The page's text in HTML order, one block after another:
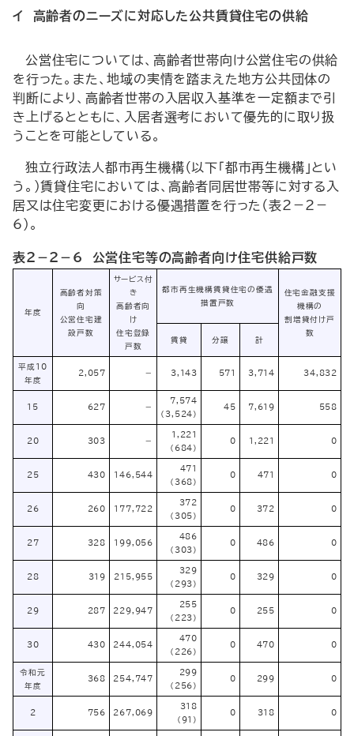
イ 高齢者のニーズに対応した公共賃貸住宅の供給
公営住宅については、高齢者世帯向け公営住宅の供給
を行った。また、地域の実情を踏まえた地方公共団体の
判断により、高齢者世帯の入居収入基準を一定額まで引
き上げるとともに、入居者選考において優先的に取り扱
うことを可能としている。
独立行政法人都市再生機構（以下「都市再生機構」とい
う。）賃貸住宅においては、高齢者同居世帯等に対する入
居又は住宅変更における優遇措置を行った（表2－2－
6）。
表2－2－6 公営住宅等の高齢者向け住宅供給戸数
年度
高齢者対策
向
公営住宅建
設戸数
サービス付
き
高齢者向
け
住宅登録
戸数
都市再生機構賃貸住宅の優遇
措置戸数
住宅金融支援
機構の
割増貸付け戸
数
賃貸
分譲 計
平成10
年度
2,057 － 3,143 571 3,714 34,832
15 627 －
7,574
（3,524）
45 7,619 558
20 303 －
1,221
（684）
0 1,221 0
25 430 146,544
471
（368）
0 471 0
26 260 177,722
372
（305）
0 372 0
27 328 199,056
486
（303）
0 486 0
28 319 215,955
329
（293）
0 329 0
29 287 229,947
255
（223）
0 255 0
30 430 244,054
470
（226）
0 470 0
令和元
年度
368 254,747
299
（256）
0 299 0
2 756 267,069
318
（91）
0 318 0